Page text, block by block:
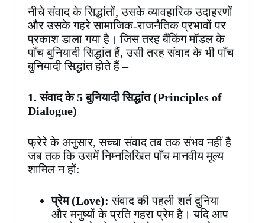
नीचे संवाद के सिद्धांतों, उसके व्यावहारिक उदाहरणों
और उसके गहरे सामाजिक-राजनैतिक प्रभावों पर
प्रकाश डाला गया है। जिस तरह बैंकिंग मॉडल के
पाँच बुनियादी सिद्धांत हैं, उसी तरह संवाद के भी पाँच
बुनियादी सिद्धांत होते हैं –
1. संवाद के 5 बुनियादी सिद्धांत (Principles of
Dialogue)
फ्रेरे के अनुसार, सच्चा संवाद तब तक संभव नहीं है
जब तक कि उसमें निम्नलिखित पाँच मानवीय मूल्य
शामिल न हों:
प्रेम (Love): संवाद की पहली शर्त दुनिया
और मनुष्यों के प्रति गहरा प्रेम है। यदि आप